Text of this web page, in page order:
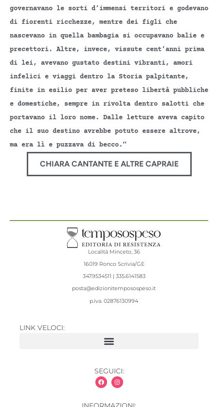
governavano le sorti d’immensi territori e godevano
di fiorenti ricchezze, mentre dei figli che
nascevano in quella bambagia si occupavano balie e
precettori. Altre, invece, vissute cent’anni prima
di lei, avevano gustato destini vibranti, amori
infelici e viaggi dentro la Storia palpitante,
finite in esilio per aver preteso libertà pubbliche
e domestiche, sempre in rivolta dentro salotti che
portavano il loro nome. Dalle letture aveva capito
che il suo destino avrebbe potuto essere altrove,
ma era lì e puzzava di becco.”
CHIARA CANTANTE E ALTRE CAPRAIE
Località Minceto, 36
16019 Ronco Scrivia/GE
347.9534511 | 335.6141583
posta@edizionitemposospeso.it
p.iva. 02876130994
LINK VELOCI:
SEGUICI: